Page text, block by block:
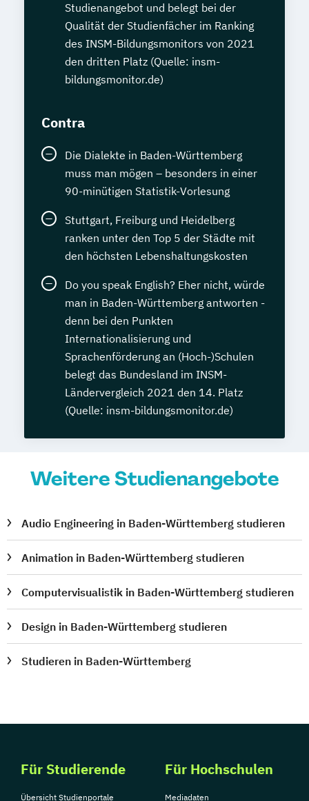
Studienangebot und belegt bei der
Qualität der Studienfächer im Ranking
des INSM-Bildungsmonitors von 2021
den dritten Platz (Quelle: insm-
bildungsmonitor.de)
Contra
Die Dialekte in Baden-Württemberg
muss man mögen – besonders in einer
90-minütigen Statistik-Vorlesung
Stuttgart, Freiburg und Heidelberg
ranken unter den Top 5 der Städte mit
den höchsten Lebenshaltungskosten
Do you speak English? Eher nicht, würde
man in Baden-Württemberg antworten -
denn bei den Punkten
Internationalisierung und
Sprachenförderung an (Hoch-)Schulen
belegt das Bundesland im INSM-
Ländervergleich 2021 den 14. Platz
(Quelle: insm-bildungsmonitor.de)
Weitere Studienangebote
Audio Engineering in Baden-Württemberg studieren
Animation in Baden-Württemberg studieren
Computervisualistik in Baden-Württemberg studieren
Design in Baden-Württemberg studieren
Studieren in Baden-Württemberg
Für Studierende
Übersicht Studienportale
Für Hochschulen
Mediadaten